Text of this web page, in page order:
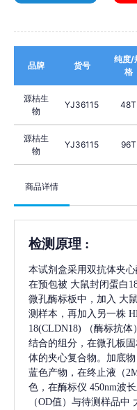
品牌 货号
纯度/
格
源桔生
物
YJ36115 48T
源桔生
物
YJ36115 96T
商品详情
检测原理 :
本试剂盒采用双抗体夹
在预包被 大鼠封闭蛋白
微孔酶标板中，加入 大
测样本，再加入另一株
18(CLDN18)
（酶标抗
结合的组分，在微孔板
体的夹心复合物。加底
蓝色产物，在终止液（
色，在酶标仪 450nm波
（OD值）与待测样品中